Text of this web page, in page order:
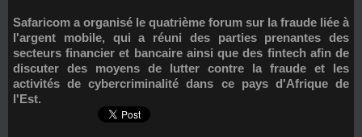
Safaricom a organisé le quatrième forum sur la fraude liée à
l'argent mobile, qui a réuni des parties prenantes des
secteurs financier et bancaire ainsi que des fintech afin de
discuter des moyens de lutter contre la fraude et les
activités de cybercriminalité dans ce pays d'Afrique de
l'Est.